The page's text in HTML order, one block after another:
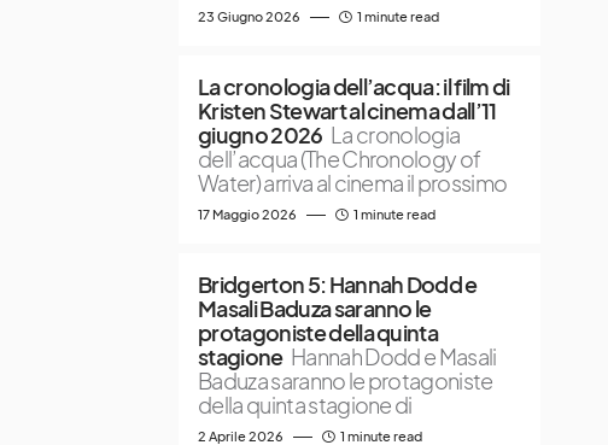
23 Giugno 2026 1 minute read
La cronologia dell’acqua: il film di
Kristen Stewart al cinema dall’11
giugno 2026 La cronologia
dell’acqua (The Chronology of
Water) arriva al cinema il prossimo
17 Maggio 2026 1 minute read
Bridgerton 5: Hannah Dodd e
Masali Baduza saranno le
protagoniste della quinta
stagione Hannah Dodd e Masali
Baduza saranno le protagoniste
della quinta stagione di
2 Aprile 2026 1 minute read